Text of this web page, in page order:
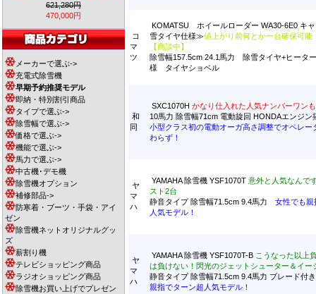
621,280円
470,000円
メーカーで選ぶ->
充電式除雪機
早期予約推奨モデル
即納・特別割引商品
タイプで選ぶ->
除雪幅で選ぶ->
価格で選ぶ->
機能で選ぶ->
馬力で選ぶ->
中古機･デモ機
除雪機オプション
補修部品->
防寒着・ブーツ・手袋・アイ
ゼン
除雪機ネットオリジナルグッ
ズ
薪割り機
テレビショッピング商品
ラジオショッピング商品
除雪機お買い上げでプレゼン
コ
マ
ツ
KOMATSU ホイールローダー WA30-6E0 キ
雪タイヤ仕様≫値上がり前何とか一台確保可能
【商談中】
除雪幅157.5cm 24.1馬力 除雪タイヤ+ヒータ
様 タイヤショベル
和
同
SXC1070H かなり仕入れた人気ナンバーワン
10馬力 除雪幅71cm 電動旋回 HONDAエンジン
小型クラス初の電動オーガ高さ調整でオペレー
わらず！
ヤ
マ
ハ
YAMAHA 除雪機 YSF1070T 意外と人気なんで
スト2台
静音タイプ 除雪幅71.5cm 9.4馬力 女性でも親
人気モデル！
ヤ
マ
ハ
YAMAHA 除雪機 YSF1070T-B こうなった以上
は負けない！閃光のジェットシューター＆イー
静音タイプ 除雪幅71.5cm 9.4馬力 ブレード
親指でターン超人気モデル！